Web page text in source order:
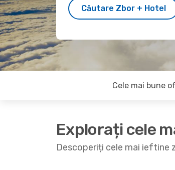
Căutare Zbor + Hotel
Cele mai bune
Explorați cele
Descoperiți cele mai ieftine